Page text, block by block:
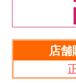
店